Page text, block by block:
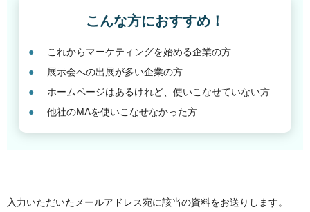
こんな方におすすめ！
これからマーケティングを始める企業の方
展示会への出展が多い企業の方
ホームページはあるけれど、使いこなせていない方
他社のMAを使いこなせなかった方
入力いただいたメールアドレス宛に該当の資料をお送りします。